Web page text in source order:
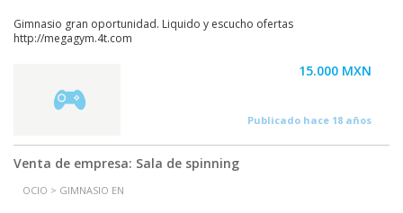
Gimnasio gran oportunidad. Liquido y escucho ofertas
http://megagym.4t.com
15.000 MXN
Publicado hace 18 años
Venta de empresa: Sala de spinning
OCIO > GIMNASIO EN